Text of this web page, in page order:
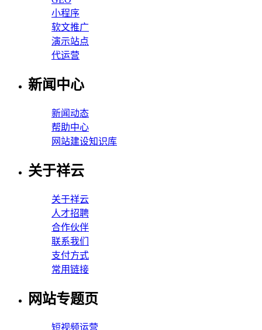
小程序
软文推广
演示站点
代运营
新闻中心
新闻动态
帮助中心
网站建设知识库
关于祥云
关于祥云
人才招聘
合作伙伴
联系我们
支付方式
常用链接
网站专题页
短视频运营